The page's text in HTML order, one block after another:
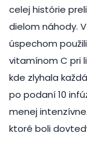
celej histórie
dielom náhody.
úspechom
vitamínom C pri
kde zlyhala
po podaní 10
menej
ktoré boli